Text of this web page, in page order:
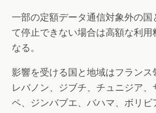
一部の定額データ通信対象外の国
て停止できない場合は高額な利
なる。
影響を受ける国と地域はフランス
レバノン、ジブチ、チュニジア
ペ、ジンバブエ、バハマ、ボリビ